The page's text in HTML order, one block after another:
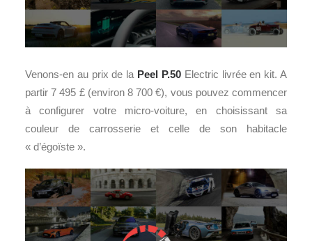
Venons-en au prix de la Peel P.50Electric livrée en kit. A
partir 7 495 £ (environ 8 700 €), vous pouvez commencer
à configurer votre micro-voiture, en choisissant sa
couleur de carrosserie et celle de son habitacle
« d’égoïste ».